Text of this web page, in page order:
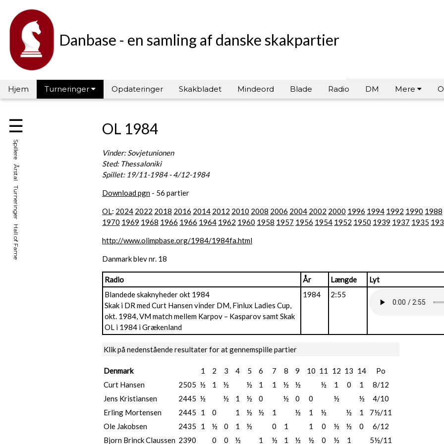
Danbase - en samling af danske skakpartier
Hjem Turneringer Opdateringer Skakbladet Mindeord Blade Radio DM Mere
☰
Spillere Årstal Turneringer Hall of Fame
OL 1984
Vinder: Sovjetunionen
Sted: Thessaloniki
Spillet: 19/11-1984 - 4/12-1984
Download pgn - 56 partier
OL: 2024 2022 2018 2016 2014 2012 2010 2008 2006 2004 2002 2000 1996 1994 1992 1990 1988
1970 1969 1968 1966 1966 1964 1962 1960 1958 1957 1956 1954 1952 1950 1939 1937 1935
http://www.olimpbase.org/1984/1984fa.html
Danmark blev nr. 18
Radio År Længde
Lyt
Blandede skaknyheder okt 1984
Skak i DR med Curt Hansen vinder DM, Finlux Ladies Cup,
okt. 1984, VM match mellem Karpov – Kasparov samt Skak
OL i 1984 i Grækenland
1984 2:55
Klik på nedenstående resultater for at gennemspille partier
Denmark 1 2 3 4 5 6 7 8 9 10 11 12 13 14
Po
Curt Hansen
2505 ½ 1 ½ ½ 1 1 ½ ½ ½ 1 0 1
8/12
Jens Kristiansen
2445 ½ ½ 1 ½ 0 ½ 0 0 ½ ½
4/10
Erling Mortensen
2445 1 0 1 ½ ½ 1 ½ 1 ½ ½ 1
7½/11
Ole Jakobsen
2435 1 ½ 0 1 ½ 0 1 1 0 ½ ½ 0
6/12
Bjorn Brinck Claussen 2390 0 0 ½ 1 ½ 1 ½ ½ 0 ½ 1
5½/11